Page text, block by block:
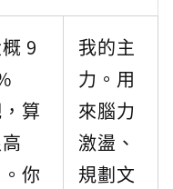
9
算
你
我的主
力。用
來腦力
激盪、
規劃文